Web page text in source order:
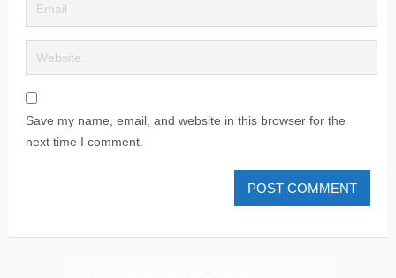
Save my name, email, and website in this browser for the
next time I comment.